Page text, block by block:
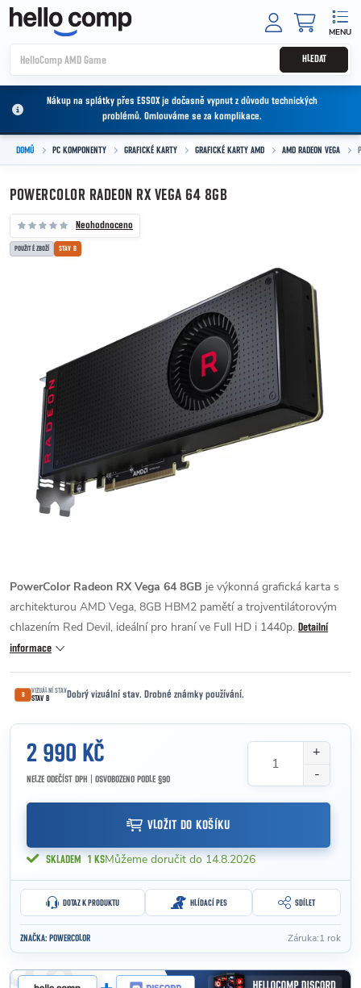
Přejít na obsah
HLEDAT
Nákup na splátky přes ESSOX je dočasně vypnut z důvodu technických
problémů. Omlouváme se za komplikace.
DOMŮ PC KOMPONENTY GRAFICKÉ KARTY GRAFICKÉ KARTY AMD AMD RADEON VEGA
POWERCOLOR RADEON RX VEGA 64 8GB
Neohodnoceno
POUŽITÉ ZBOŽÍ STAV B
PowerColor Radeon RX Vega 64 8GB je výkonná grafická karta s
architekturou AMD Vega, 8GB HBM2 pamětí a trojventilátorovým
chlazením Red Devil, ideální pro hraní ve Full HD i 1440p. Detailní
informace
B VIZUÁLNÍ STAV
STAV B Dobrý vizuální stav. Drobné známky používání.
2 990 KČ
NELZE ODEČÍST DPH | OSVOBOZENO PODLE §90
VLOŽIT DO KOŠÍKU
SKLADEM 1 KS 14.8.2026
DOTAZ K PRODUKTU HLÍDACÍ PES SDÍLET
ZNAČKA: POWERCOLOR Záruka:1 rok